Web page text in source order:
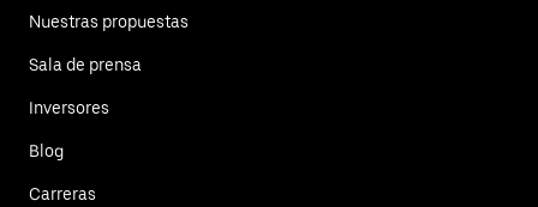
Nuestras propuestas
Sala de prensa
Inversores
Blog
Carreras